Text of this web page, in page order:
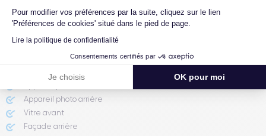
Pour modifier vos préférences par la suite, cliquez sur le lien
'Préférences de cookies' situé dans le pied de page.
Lire la politique de confidentialité
Consentements certifiés par
Je choisis OK pour moi
Rapport de l'expert
Batterie testée
Appareil photo arrière ​
Vitre avant ​
Façade arrière